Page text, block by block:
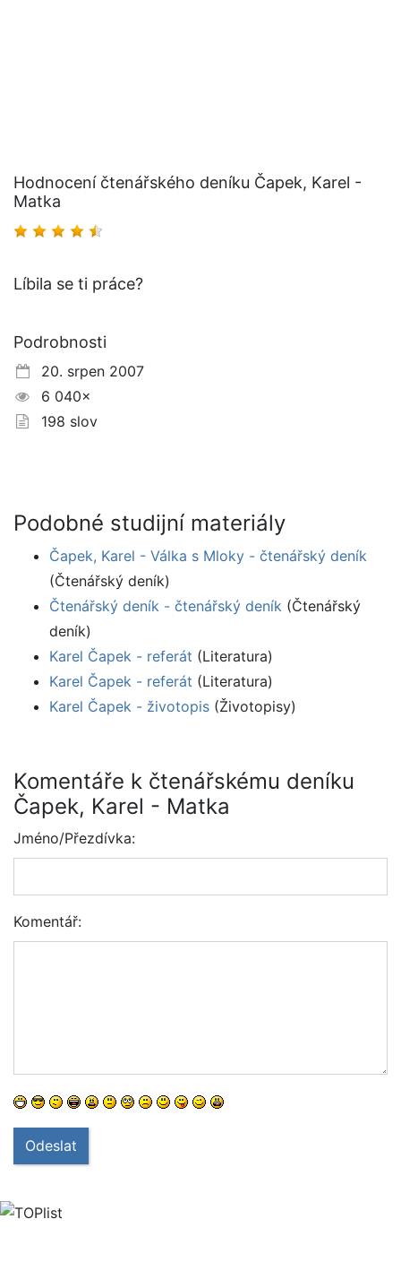
Hodnocení čtenářského deníku Čapek, Karel -
Matka
Líbila se ti práce?
Podrobnosti
20. srpen 2007
6 040×
198 slov
Podobné studijní materiály
Čapek, Karel - Válka s Mloky - čtenářský deník
(Čtenářský deník)
Čtenářský deník - čtenářský deník (Čtenářský
deník)
Karel Čapek - referát (Literatura)
Karel Čapek - referát (Literatura)
Karel Čapek - životopis (Životopisy)
Komentáře k čtenářskému deníku
Čapek, Karel - Matka
Jméno/Přezdívka:
Komentář:
Odeslat